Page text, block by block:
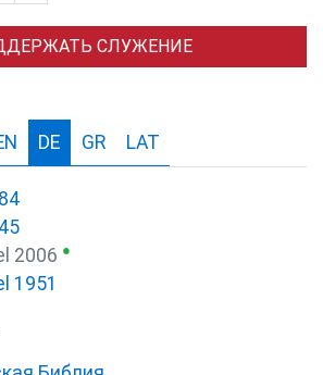
СЛУЖЕНИЕ
DE GR LAT
2006 ●
1951